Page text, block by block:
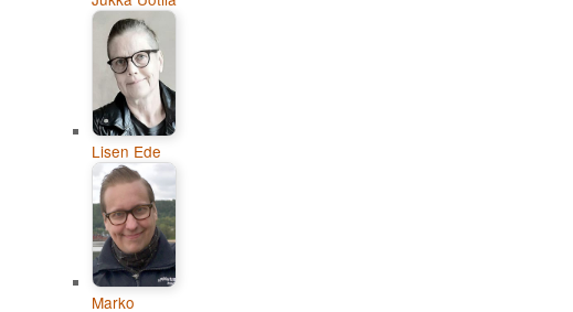
Lisen Ede
Marko